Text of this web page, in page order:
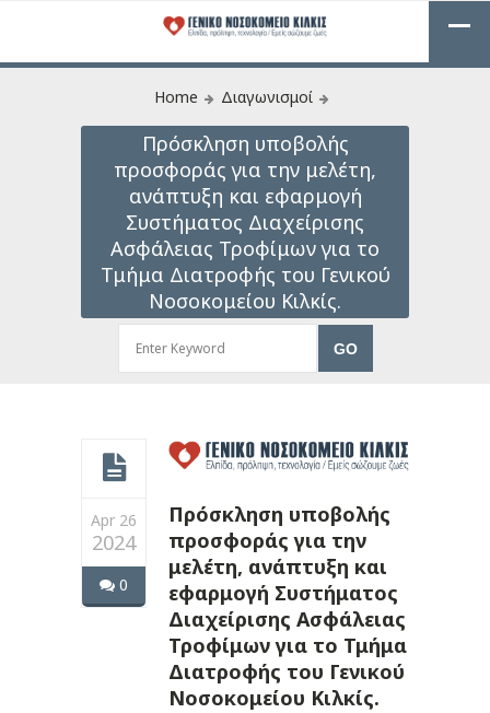
Home Διαγωνισμοί
Πρόσκληση υποβολής
προσφοράς για την μελέτη,
ανάπτυξη και εφαρμογή
Συστήματος Διαχείρισης
Ασφάλειας Τροφίμων για το
Τμήμα Διατροφής του Γενικού
Νοσοκομείου Κιλκίς.
Apr 26
2024
0
Πρόσκληση υποβολής
προσφοράς για την
μελέτη, ανάπτυξη και
εφαρμογή Συστήματος
Διαχείρισης Ασφάλειας
Τροφίμων για το Τμήμα
Διατροφής του Γενικού
Νοσοκομείου Κιλκίς.